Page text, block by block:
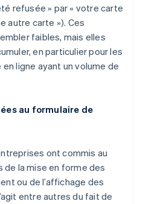
refusée » par « votre carte
autre carte »). Ces
faibles, mais elles
en particulier pour les
ligne ayant un volume de
au formulaire de
ont commis au
de la mise en forme des
ou de l’affichage des
entre autres du fait de